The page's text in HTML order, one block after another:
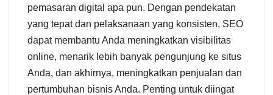
pemasaran digital apa pun. Dengan pendekatan
yang tepat dan pelaksanaan yang konsisten, SEO
dapat membantu Anda meningkatkan visibilitas
online, menarik lebih banyak pengunjung ke situs
Anda, dan akhirnya, meningkatkan penjualan dan
pertumbuhan bisnis Anda. Penting untuk diingat